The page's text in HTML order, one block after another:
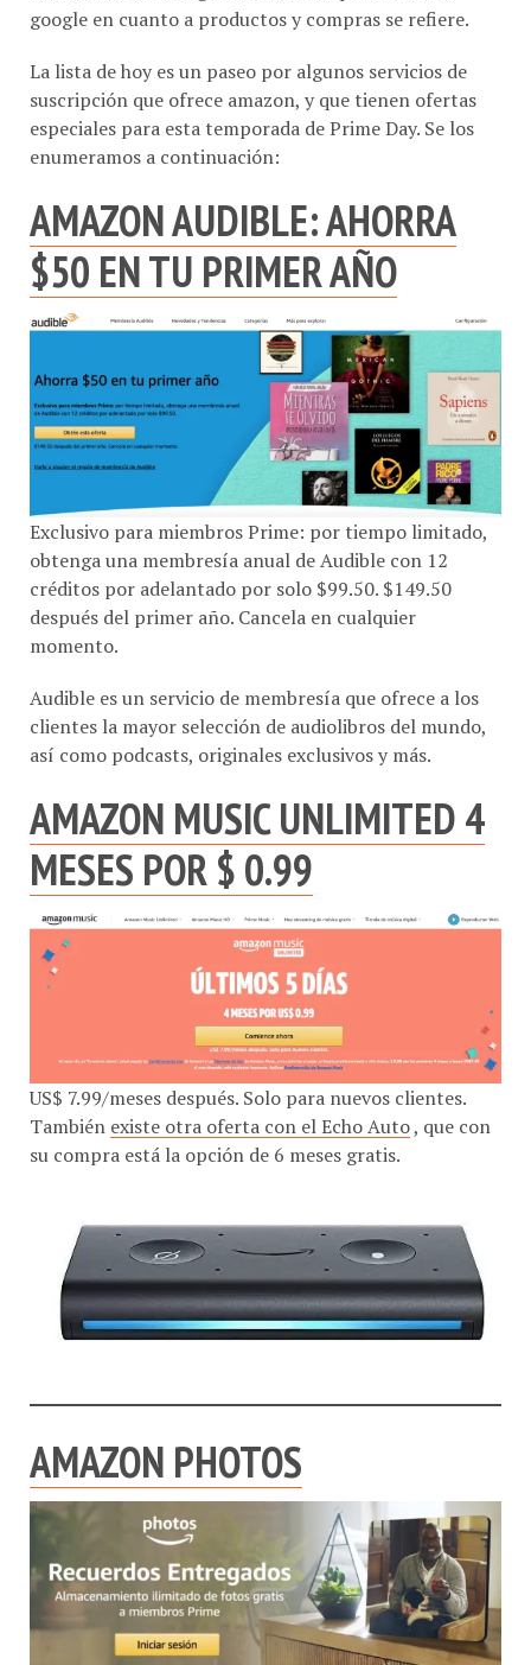
google en cuanto a productos y compras se refiere.
La lista de hoy es un paseo por algunos servicios de
suscripción que ofrece amazon, y que tienen ofertas
especiales para esta temporada de Prime Day. Se los
enumeramos a continuación:
AMAZON AUDIBLE: AHORRA
$50 EN TU PRIMER AÑO
Exclusivo para miembros Prime: por tiempo limitado,
obtenga una membresía anual de Audible con 12
créditos por adelantado por solo $99.50. $149.50
después del primer año. Cancela en cualquier
momento.
Audible es un servicio de membresía que ofrece a los
clientes la mayor selección de audiolibros del mundo,
así como podcasts, originales exclusivos y más.
AMAZON MUSIC UNLIMITED4
MESES POR $ 0.99
US$ 7.99/meses después. Solo para nuevos clientes.
También existe otra oferta con el Echo Auto , que con
su compra está la opción de 6 meses gratis.
AMAZON PHOTOS